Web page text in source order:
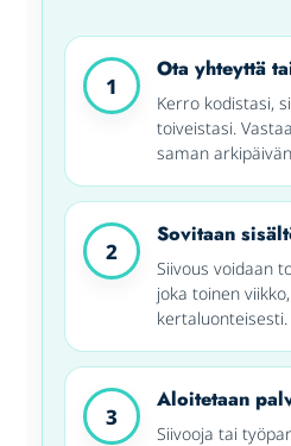
1
Ota yhteyttä
Kerro kodistasi,
toiveistasi.
saman
2
Sovitaan
Siivous voidaan
joka toinen
kertaluonteisesti.
3
Aloitetaan
Siivooja tai